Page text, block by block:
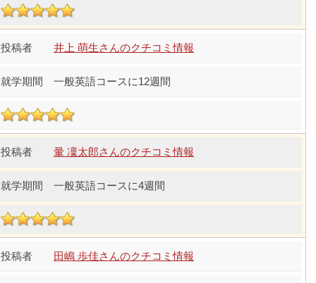
井上 萌生さんのクチコミ情報
一般英語コースに12週間
暈 凜太郎さんのクチコミ情報
一般英語コースに4週間
田嶋 歩佳さんのクチコミ情報